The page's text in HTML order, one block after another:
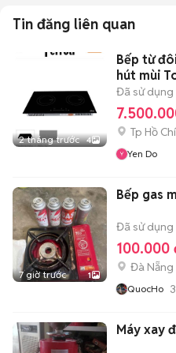
Tin đăng liên quan
2 tháng trước 4
Bếp từ
hút mùi
Đã sử dụng
Tp Hồ
Yen Do
7 giờ trước 1
Bếp gas
Đã sử dụng
100.000
Đà Nẵng
QuocHo
Máy xay